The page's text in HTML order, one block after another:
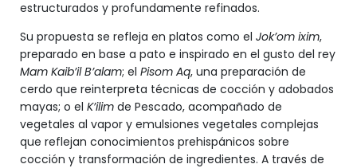
estructurados y profundamente refinados.
Su propuesta se refleja en platos como el Jok’om ixim,
preparado en base a pato e inspirado en el gusto del rey
Mam Kaib’il B’alam; el Pisom Aq, una preparación de
cerdo que reinterpreta técnicas de cocción y adobados
mayas; o el K’ilim de Pescado, acompañado de
vegetales al vapor y emulsiones vegetales complejas
que reflejan conocimientos prehispánicos sobre
cocción y transformación de ingredientes. A través de